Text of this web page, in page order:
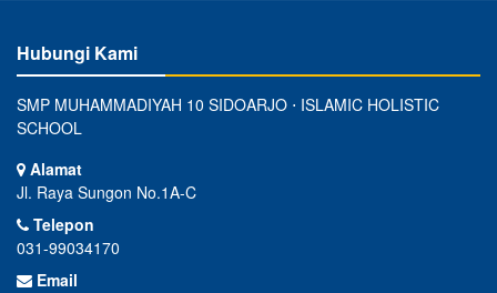
Hubungi Kami
SMP MUHAMMADIYAH 10 SIDOARJO ⋅ ISLAMIC HOLISTIC
SCHOOL
Alamat
Jl. Raya Sungon No.1A-C
Telepon
031-99034170
Email